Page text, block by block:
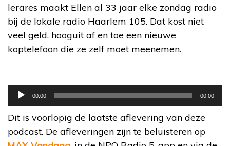
lerares maakt Ellen al 33 jaar elke zondag radio
bij de lokale radio Haarlem 105. Dat kost niet
veel geld, hooguit af en toe een nieuwe
koptelefoon die ze zelf moet meenemen.
Audiospeler
00:00 00:00
Dit is voorlopig de laatste aflevering van deze
podcast. De afleveringen zijn te beluisteren op